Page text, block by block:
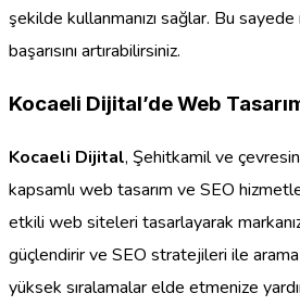
şekilde kullanmanızı sağlar. Bu sayede
başarısını artırabilirsiniz.
Kocaeli Dijital’de Web
Kocaeli Dijital, Şehitkamil ve
kapsamlı web tasarım ve SEO
etkili web siteleri tasarlayarak
güçlendirir ve SEO stratejileri ile
yüksek sıralamalar elde etmenize